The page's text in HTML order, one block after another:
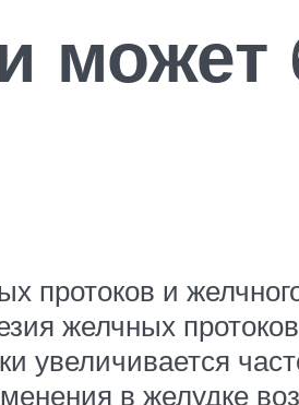
может
протоков и
желчных
увеличивается
в желудке